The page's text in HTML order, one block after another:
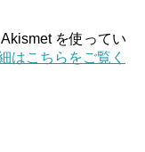
を使ってい
はこちらをご覧く